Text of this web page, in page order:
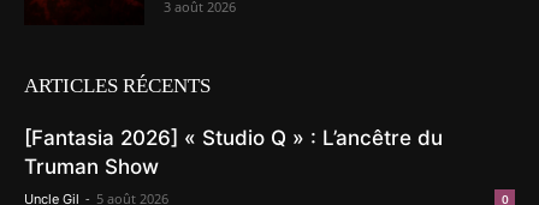
3 août 2026
ARTICLES RÉCENTS
[Fantasia 2026] « Studio Q » : L’ancêtre du
Truman Show
Uncle Gil - 5 août 2026 0